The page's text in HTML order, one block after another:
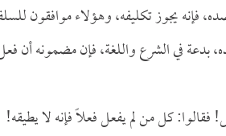
فإنه يجوز تكليفه، وهؤلاء موافقون
بدعة في الشرع واللغة، فإن مضمونه أن
كل من لم يفعل فعلاً فإنه لا يطيقه!